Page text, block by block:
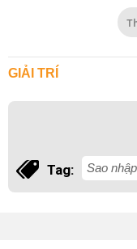
GIẢI TRÍ
Tag: Sao